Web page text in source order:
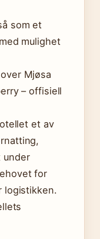
som et
mulighet
Mjøsa
– offisiell
et av
under
for
logistikken.